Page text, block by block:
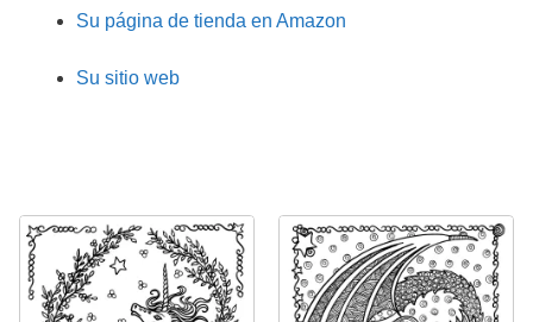
Su página de tienda en Amazon
Su sitio web